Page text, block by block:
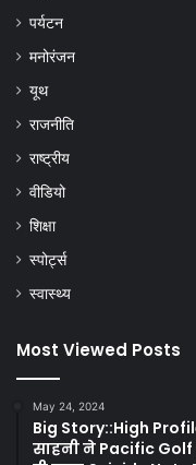
पर्यटन
मनोरंजन
यूथ
राजनीति
राष्ट्रीय
वीडियो
शिक्षा
स्पोर्ट्स
स्वास्थ्य
Most Viewed Posts
May 24, 2024
Big Story::High
साहनी ने Pacific